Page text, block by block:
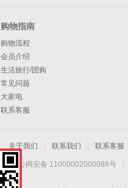
购物指南
购物流程
会员介绍
生活旅行/团购
常见问题
大家电
联系客服
关于我们 联系我们 联系客服
京公网安备 11000002000088号